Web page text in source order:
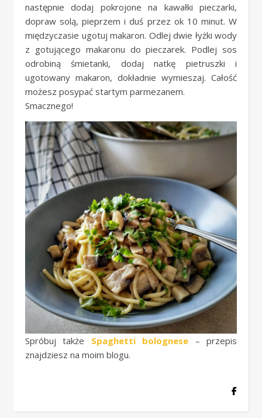
następnie dodaj pokrojone na kawałki pieczarki,
dopraw solą, pieprzem i duś przez ok 10 minut. W
międzyczasie ugotuj makaron. Odlej dwie łyżki wody
z gotującego makaronu do pieczarek. Podlej sos
odrobiną śmietanki, dodaj natkę pietruszki i
ugotowany makaron, dokładnie wymieszaj. Całość
możesz posypać startym parmezanem.
Smacznego!
Spróbuj także Spaghetti bolognese – przepis
znajdziesz na moim blogu.